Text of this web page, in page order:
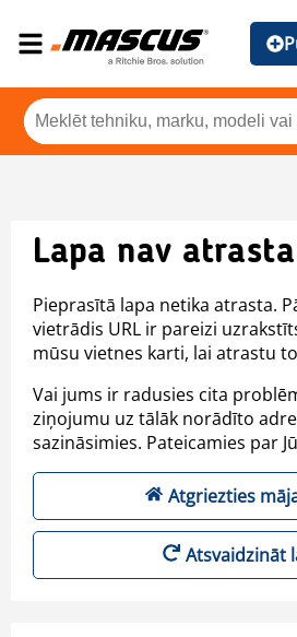
Lapa nav atrasta
Pieprasītā lapa netika atrasta.
vietrādis URL ir pareizi
mūsu vietnes karti, lai atrastu
Vai jums ir radusies cita
ziņojumu uz tālāk norādīto
sazināsimies. Pateicamies par
Atgriezties
Atsvaidzināt